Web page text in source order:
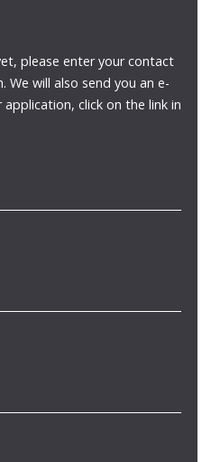
please enter your contact
We will also send you an e-
click on the link in